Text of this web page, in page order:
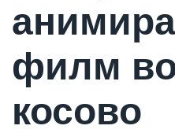
филм
косово